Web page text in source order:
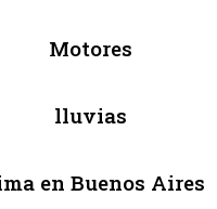
Motores
lluvias
en Buenos Aires